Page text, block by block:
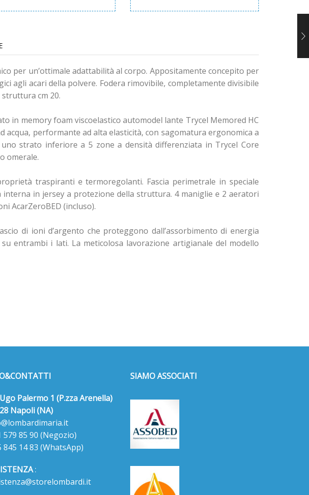
per un’ottimale adattabilità al corpo. Appositamente concepito per
agli acari della polvere. Fodera rimovibile, completamente divisibile
struttura cm 20.
in memory foam viscoelastico automodel lante Trycel Memored HC
performante ad alta elasticità, con sagomatura ergonomica a
strato inferiore a 5 zone a densità differenziata in Trycel Core
omerale.
traspiranti e termoregolanti. Fascia perimetrale in speciale
in jersey a protezione della struttura. 4 maniglie e 2 aeratori
AcarZeroBED (incluso).
di ioni d’argento che proteggono dall’assorbimento di energia
entrambi i lati. La meticolosa lavorazione artigianale del modello
Palermo 1 (P.zza Arenella)
Napoli (NA)
579 85 90 (Negozio)
845 14 83 (WhatsApp)
:
SIAMO ASSOCIATI